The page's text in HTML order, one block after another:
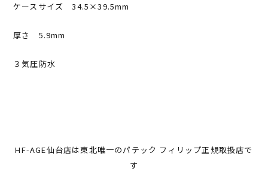
ケースサイズ 34.5×39.5mm
厚さ 5.9mm
３気圧防水
HF-AGE仙台店は東北唯一のパテック フィリップ正規取扱店で
す